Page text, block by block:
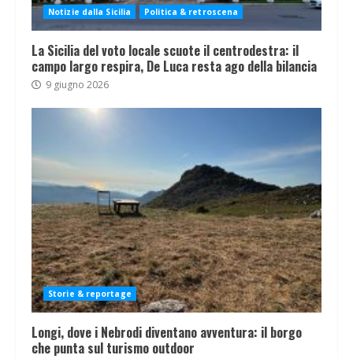
Notizie dalla Sicilia Politica & retroscena
La Sicilia del voto locale scuote il centrodestra: il
campo largo respira, De Luca resta ago della bilancia
9 giugno 2026
Storie & reportage
Longi, dove i Nebrodi diventano avventura: il borgo
che punta sul turismo outdoor